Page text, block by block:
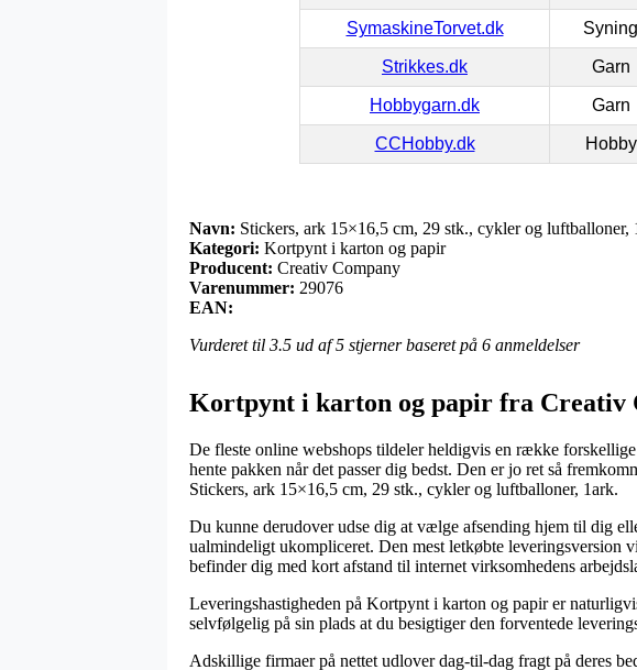
SymaskineTorvet.dk Syning
Strikkes.dk Garn
Hobbygarn.dk Garn
CCHobby.dk Hobby
Navn: Stickers, ark 15×16,5 cm, 29 stk., cykler og luftballoner,
Kategori: Kortpynt i karton og papir
Producent: Creativ Company
Varenummer: 29076
EAN:
Vurderet til 3.5 ud af 5 stjerner baseret på 6 anmeldelser
Kortpynt i karton og papir fra Creativ
De fleste online webshops tildeler heldigvis en række
hente pakken når det passer dig bedst. Den er jo ret så
Stickers, ark 15×16,5 cm, 29 stk., cykler og luftballoner, 1ark.
Du kunne derudover udse dig at vælge afsending hjem til dig
ualmindeligt ukompliceret. Den mest letkøbte
befinder dig med kort afstand til internet virksomhedens
Leveringshastigheden på Kortpynt i karton og papir er
selvfølgelig på sin plads at du besigtiger den forventede
Adskillige firmaer på nettet udlover dag-til-dag fragt på deres